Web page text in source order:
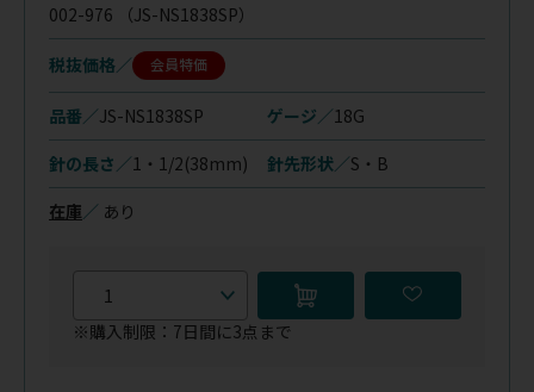
002-976 （JS-NS1838SP）
税抜価格 会員特価
品番／JS-NS1838SP ゲージ／18G
針の長さ／1・1/2(38mm) 針先形状／S・B
在庫 ／ あり
※購入制限：7日間に3点まで